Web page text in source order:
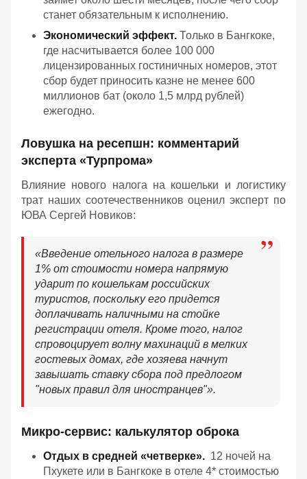
станет обязательным к исполнению.
Экономический эффект. Только в Бангкоке,
где насчитывается более 100 000
лицензированных гостиничных номеров, этот
сбор будет приносить казне не менее 600
миллионов бат (около 1,5 млрд рублей)
ежегодно.
Ловушка на ресепшн: комментарий
эксперта «Турпрома»
Влияние нового налога на кошельки и логистику
трат наших соотечественников оценил эксперт по
ЮВА Сергей Новиков:
«Введение отельного налога в размере
1% от стоимости номера напрямую
ударит по кошелькам российских
туристов, поскольку его придется
доплачивать наличными на стойке
регистрации отеля. Кроме того, налог
спровоцирует волну махинаций в мелких
гостевых домах, где хозяева начнут
завышать ставку сбора под предлогом
"новых правил для иностранцев"».
Микро-сервис: калькулятор оброка
Отдых в средней «четверке». 12 ночей на
Пхукете или в Бангкоке в отеле 4* стоимостью